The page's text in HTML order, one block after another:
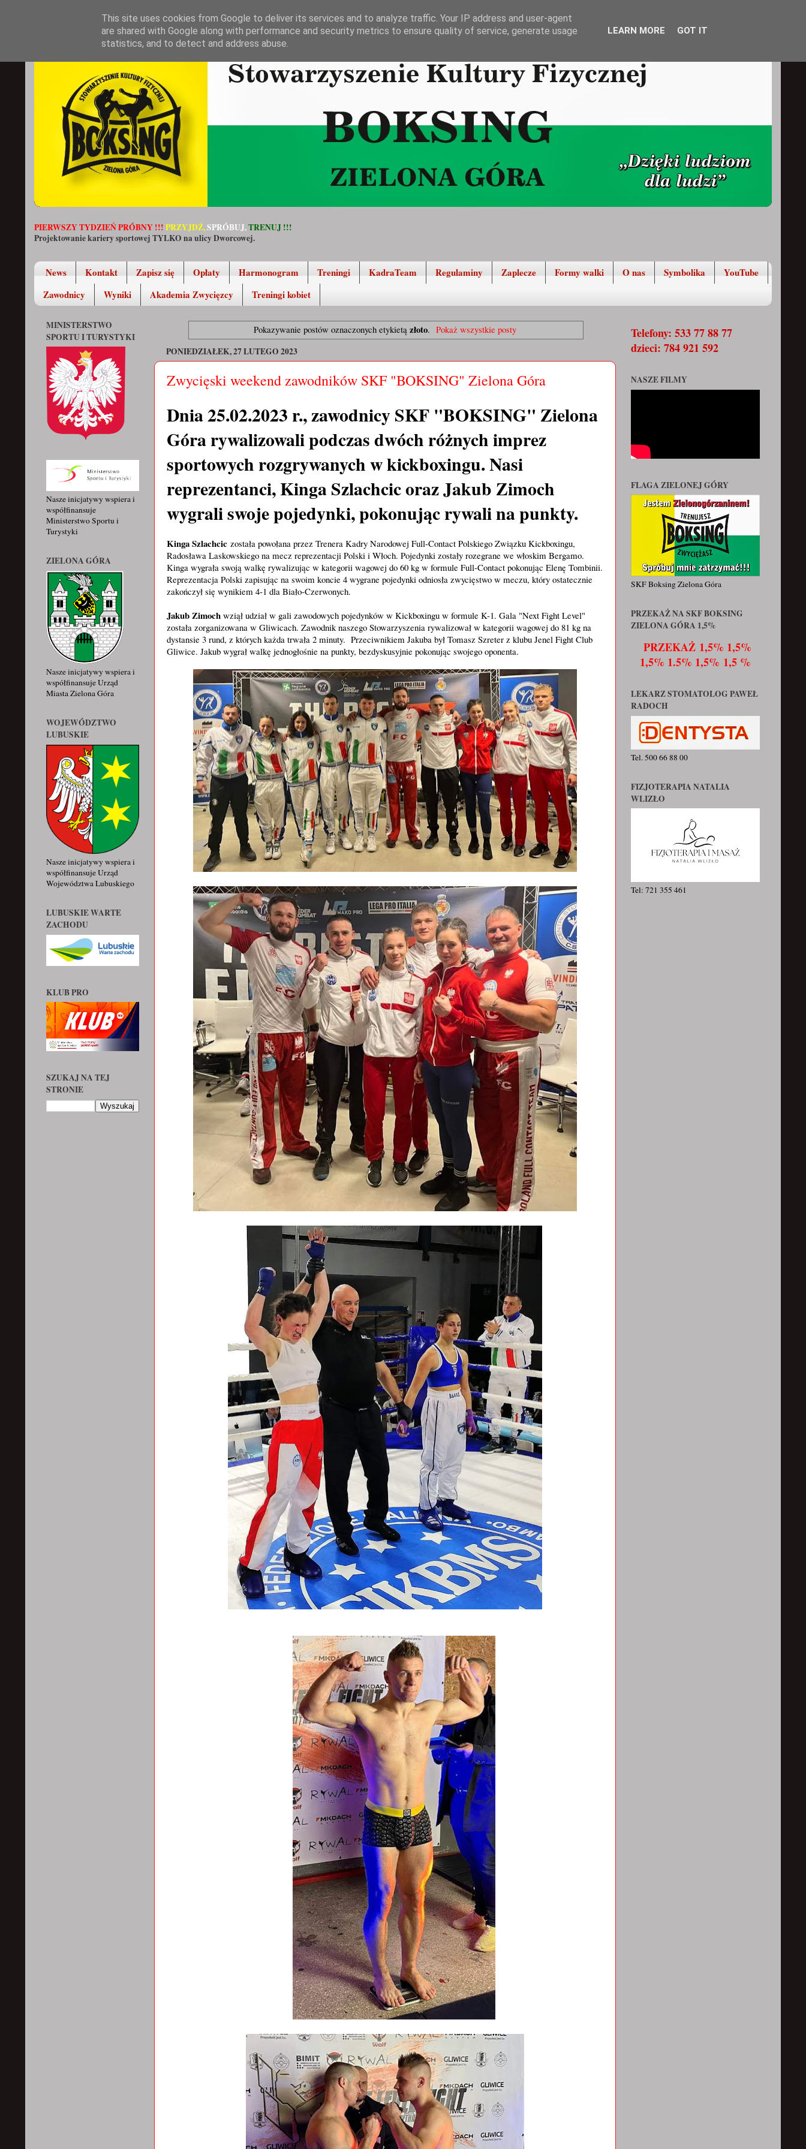
PIERWSZY TYDZIEŃ PRÓBNY !!! PRZYJDŹ,SPRÓBUJ,TRENUJ !!!
Projektowanie kariery sportowej TYLKO na ulicy Dworcowej.
News Kontakt Zapisz się Opłaty Harmonogram Treningi KadraTeam Regulaminy Zaplecze Formy walki O nas Symbolika
YouTube
Zawodnicy
Wyniki Akademia Zwycięzcy Treningi kobiet
Pokazywanie postów oznaczonych etykietązłoto. Pokaż wszystkie posty
PONIEDZIAŁEK, 27 LUTEGO 2023
Zwycięski weekend zawodników SKF "BOKSING" Zielona Góra
Dnia 25.02.2023 r., zawodnicy SKF "BOKSING" Zielona
Góra rywalizowali podczas dwóch różnych imprez
sportowych rozgrywanych w kickboxingu. Nasi
reprezentanci, Kinga Szlachcic oraz Jakub Zimoch
wygrali swoje pojedynki, pokonując rywali na punkty.
Kinga Szlachcic została powołana przez Trenera Kadry Narodowej Full-Contact Polskiego Związku Kickboxingu,
Radosława Laskowskiego na mecz reprezentacji Polski i Włoch. Pojedynki zostały rozegrane we włoskim Bergamo.
Kinga wygrała swoją walkę rywalizując w kategorii wagowej do 60 kg w formule Full-Contact pokonując Elenę Tombinii.
Reprezentacja Polski zapisując na swoim koncie 4 wygrane pojedynki odniosła zwycięstwo w meczu, który ostatecznie
zakończył się wynikiem 4-1 dla Biało-Czerwonych.
Jakub Zimoch wziął udział w gali zawodowych pojedynków w Kickboxingu w formule K-1. Gala "Next Fight Level"
została zorganizowana w Gliwicach. Zawodnik naszego Stowarzyszenia rywalizował w kategorii wagowej do 81 kg na
dystansie 3 rund, z których każda trwała 2 minuty. Przeciwnikiem Jakuba był Tomasz Szreter z klubu Jenel Fight Club
Gliwice. Jakub wygrał walkę jednogłośnie na punkty, bezdyskusyjnie pokonując swojego oponenta.
MINISTERSTWO
SPORTU I TURYSTYKI
Nasze inicjatywy wspiera i
współfinansuje
Ministerstwo Sportu i
Turystyki
ZIELONA GÓRA
Nasze inicjatywy wspiera i
współfinansuje Urząd
Miasta Zielona Góra
WOJEWÓDZTWO
LUBUSKIE
Nasze inicjatywy wspiera i
współfinansuje Urząd
Województwa Lubuskiego
LUBUSKIE WARTE
ZACHODU
KLUB PRO
SZUKAJ NA TEJ
STRONIE
Telefony: 533 77 88 77
dzieci: 784 921 592
NASZE FILMY
FLAGA ZIELONEJ GÓRY
SKF Boksing Zielona Góra
PRZEKAŻ NA SKF BOKSING
ZIELONA GÓRA 1,5%
PRZEKAŻ 1,5% 1,5%
1,5% 1.5% 1,5% 1,5 %
LEKARZ STOMATOLOG PAWEŁ
RADOCH
Tel. 500 66 88 00
FIZJOTERAPIA NATALIA
WLIZŁO
Tel: 721 355 461
This site uses cookies from Google to deliver its services and to analyze traffic. Your IP address and user-agent
are shared with Google along with performance and security metrics to ensure quality of service, generate usage
statistics, and to detect and address abuse.
LEARN MORE GOT IT